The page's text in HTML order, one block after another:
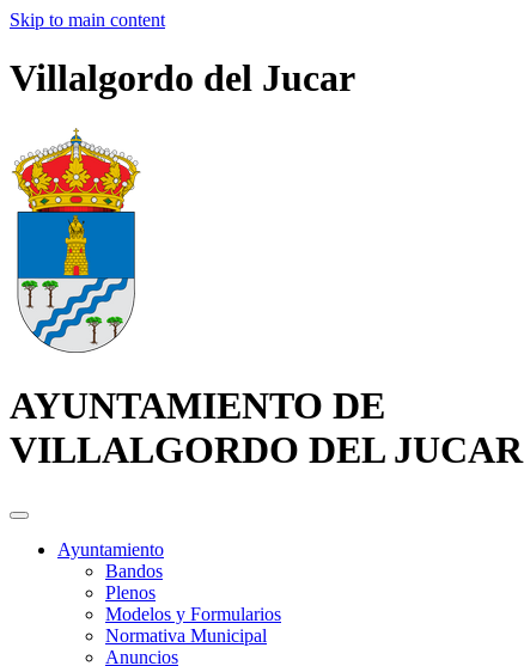
Skip to main content
Villalgordo del Jucar
AYUNTAMIENTO DE
VILLALGORDO DEL JUCAR
Ayuntamiento
Bandos
Plenos
Modelos y Formularios
Normativa Municipal
Anuncios